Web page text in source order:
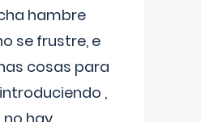
hambre
se frustre, e
cosas para
,